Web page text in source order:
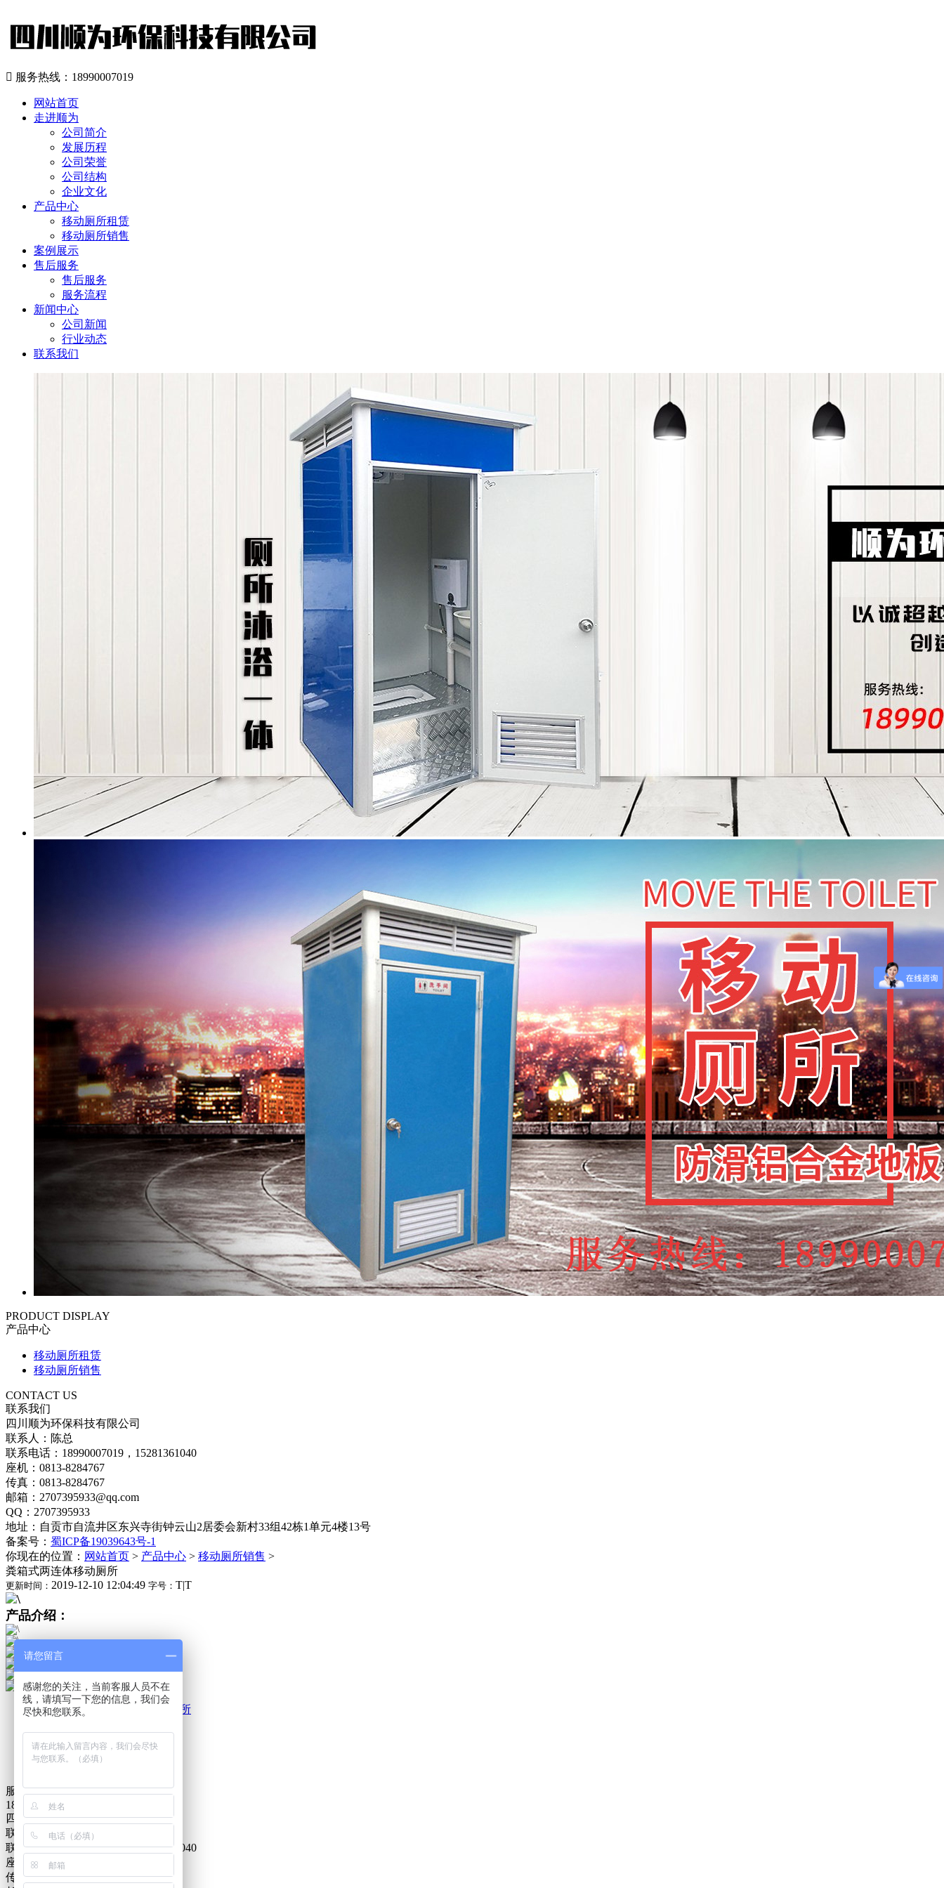
 服务热线： 18990007019
网站首页
走进顺为
公司简介
发展历程
公司荣誉
公司结构
企业文化
产品中心
移动厕所租赁
移动厕所销售
案例展示
售后服务
售后服务
服务流程
新闻中心
公司新闻
行业动态
联系我们
PRODUCT DISPLAY
产品中心
移动厕所租赁
移动厕所销售
CONTACT US
联系我们
四川顺为环保科技有限公司
联系人：陈总
联系电话：18990007019，15281361040
座机：0813-8284767
传真：0813-8284767
邮箱：2707395933@qq.com
QQ：2707395933
地址：自贡市自流井区东兴寺街钟云山2居委会新村33组42栋1单元4楼13号
备案号： 蜀ICP备19039643号-1
你现在的位置： 网站首页 > 产品中心 > 移动厕所销售 >
粪箱式两连体移动厕所
更新时间： 2019-12-10 12:04:49 字号： T|T
产品介绍：
上一篇：粪箱式三连体移动厕所
收藏
打印
服务热线：
18990007019
四川顺为环保科技有限公司
联系人：陈总
联系电话：18990007019，15281361040
座机：0813-8284767
传真：0813-8284767
请您留言
感谢您的关注，当前客服人员不在
线，请填写一下您的信息，我们会
尽快和您联系。